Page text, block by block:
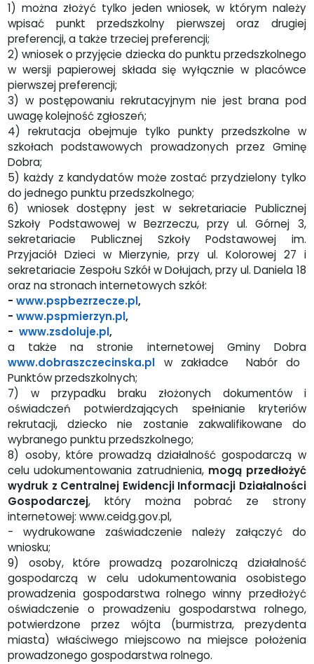
1) można złożyć tylko jeden wniosek, w którym należy
wpisać punkt przedszkolny pierwszej oraz drugiej
preferencji, a także trzeciej preferencji;
2) wniosek o przyjęcie dziecka do punktu przedszkolnego
w wersji papierowej składa się wyłącznie w placówce
pierwszej preferencji;
3) w postępowaniu rekrutacyjnym nie jest brana pod
uwagę kolejność zgłoszeń;
4) rekrutacja obejmuje tylko punkty przedszkolne w
szkołach podstawowych prowadzonych przez Gminę
Dobra;
5) każdy z kandydatów może zostać przydzielony tylko
do jednego punktu przedszkolnego;
6) wniosek dostępny jest w sekretariacie Publicznej
Szkoły Podstawowej w Bezrzeczu, przy ul. Górnej 3,
sekretariacie Publicznej Szkoły Podstawowej im.
Przyjaciół Dzieci w Mierzynie, przy ul. Kolorowej 27 i
sekretariacie Zespołu Szkół w Dołujach, przy ul. Daniela 18
oraz na stronach internetowych szkół:
-www.pspbezrzecze.pl,
-www.pspmierzyn.pl,
-www.zsdoluje.pl,
a także na stronie internetowej Gminy Dobra
www.dobraszczecinska.pl
w zakładce Nabór do
Punktów przedszkolnych;
7) w przypadku braku złożonych dokumentów i
oświadczeń potwierdzających spełnianie kryteriów
rekrutacji, dziecko nie zostanie zakwalifikowane do
wybranego punktu przedszkolnego;
8) osoby, które prowadzą działalność gospodarczą w
celu udokumentowania zatrudnienia, mogą przedłożyć
wydruk z Centralnej Ewidencji Informacji Działalności
Gospodarczej, który można pobrać ze strony
internetowej: www.ceidg.gov.pl,
- wydrukowane zaświadczenie należy załączyć do
wniosku;
9) osoby, które prowadzą pozarolniczą działalność
gospodarczą w celu udokumentowania osobistego
prowadzenia gospodarstwa rolnego winny przedłożyć
oświadczenie o prowadzeniu gospodarstwa rolnego,
potwierdzone przez wójta (burmistrza, prezydenta
miasta) właściwego miejscowo na miejsce położenia
prowadzonego gospodarstwa rolnego.